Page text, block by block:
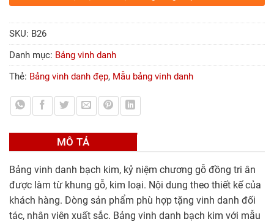
SKU: B26
Danh mục: Bảng vinh danh
Thẻ: Bảng vinh danh đẹp, Mẫu bảng vinh danh
MÔ TẢ
Bảng vinh danh bạch kim, kỷ niệm chương gỗ đồng tri ân
được làm từ khung gỗ, kim loại. Nội dung theo thiết kế của
khách hàng. Dòng sản phẩm phù hợp tặng vinh danh đối
tác, nhân viên xuất sắc. Bảng vinh danh bạch kim với mẫu